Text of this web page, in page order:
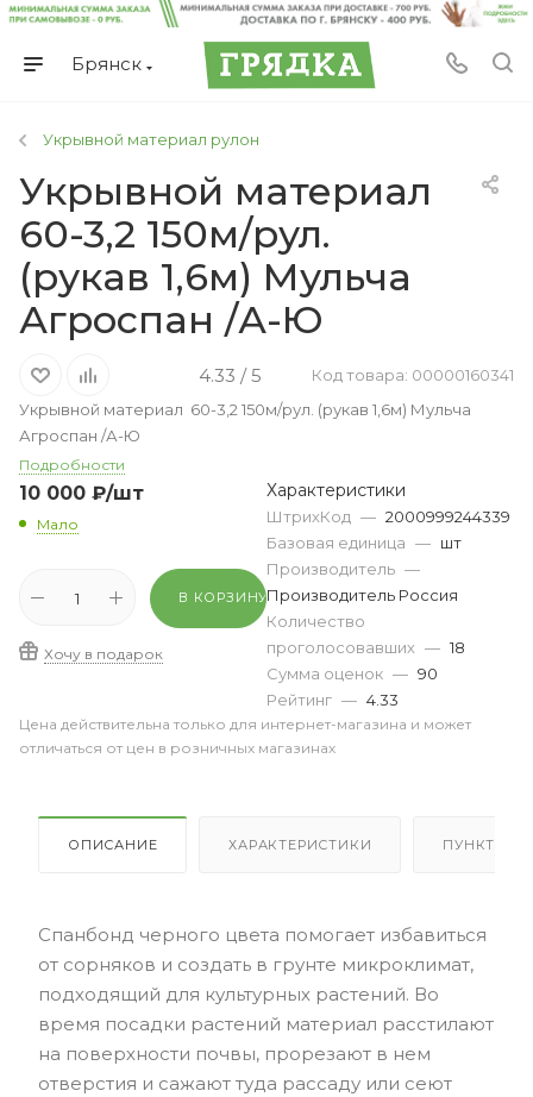
Брянск
Укрывной материал рулон
Укрывной материал
60-3,2 150м/рул.
(рукав 1,6м) Мульча
Агроспан /А-Ю
4.33 / 5
Код товара: 00000160341
Укрывной материал 60-3,2 150м/рул. (рукав 1,6м) Мульча
Агроспан /А-Ю
Подробности
10 000 ₽/шт
Мало
В КОРЗИНУ
Хочу в подарок
Характеристики
ШтрихКод — 2000999244339
Базовая единица — шт
Производитель —
Производитель Россия
Количество
проголосовавших — 18
Сумма оценок — 90
Рейтинг — 4.33
Цена действительна только для интернет-магазина и может
отличаться от цен в розничных магазинах
ОПИСАНИЕ ХАРАКТЕРИСТИКИ ПУНКТЫ
Спанбонд черного цвета помогает избавиться
от сорняков и создать в грунте микроклимат,
подходящий для культурных растений. Во
время посадки растений материал расстилают
на поверхности почвы, прорезают в нем
отверстия и сажают туда рассаду или сеют